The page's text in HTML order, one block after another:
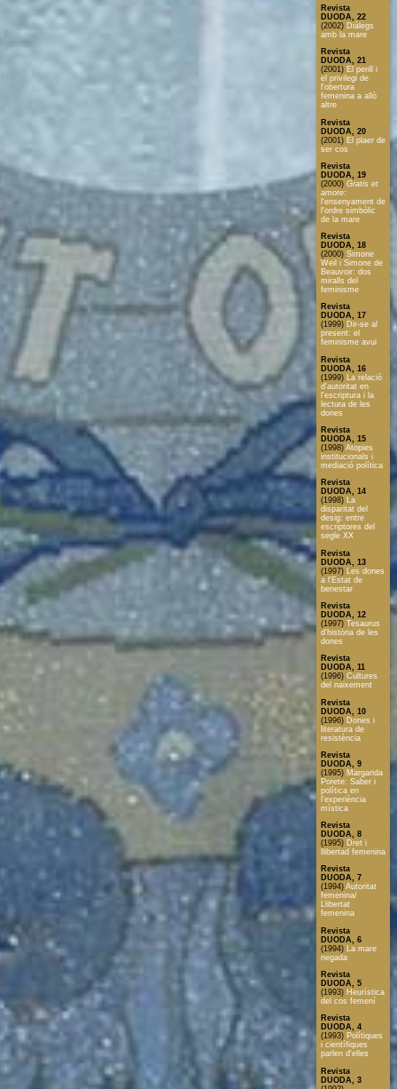
Revista
DUODA, 22
(2002) Diàlegs
amb la mare
Revista
DUODA, 21
(2001) El perill i
el privilegi de
l'obertura
femenina a allò
altre
Revista
DUODA, 20
(2001) El plaer de
ser cos
Revista
DUODA, 19
(2000) Gratis et
amore:
l'ensenyament de
l'ordre simbòlic
de la mare
Revista
DUODA, 18
(2000) Simone
Weil i Simone de
Beauvoir: dos
miralls del
feminisme
Revista
DUODA, 17
(1999) Dir-se al
present: el
feminisme avui
Revista
DUODA, 16
(1999)
La relació
d'autoritat en
l'escriptura i la
lectura de les
dones
Revista
DUODA, 15
(1998) Atopies
institucionals i
mediació política
Revista
DUODA, 14
(1998) La
disparitat del
desig: entre
escriptores del
segle XX
Revista
DUODA, 13
(1997)
Les dones
a l'Estat de
benestar
Revista
DUODA, 12
(1997) Tesaurus
d'història de les
dones
Revista
DUODA, 11
(1996) Cultures
del naixement
Revista
DUODA, 10
(1996) Dones i
literatura de
resistència
Revista
DUODA, 9
(1995) Margarida
Porete: Saber i
política en
l'experiència
mística
Revista
DUODA, 8
(1995) Dret i
llibertad femenina
Revista
DUODA, 7
(1994) Autoritat
femenina/
Llibertat
femenina
Revista
DUODA, 6
(1994)
La mare
negada
Revista
DUODA, 5
(1993) Heurística
del cos femení
Revista
DUODA, 4
(1993) Polítiques
i científiques
parlen d'elles
Revista
DUODA, 3